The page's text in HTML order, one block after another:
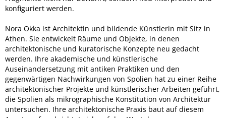
konfiguriert werden.
Nora Okka ist Architektin und bildende Künstlerin mit Sitz in
Athen. Sie entwickelt Räume und Objekte, in denen
architektonische und kuratorische Konzepte neu gedacht
werden. Ihre akademische und künstlerische
Auseinandersetzung mit antiken Praktiken und den
gegenwärtigen Nachwirkungen von Spolien hat zu einer Reihe
architektonischer Projekte und künstlerischer Arbeiten geführt,
die Spolien als mikrographische Konstitution von Architektur
untersuchen. Ihre architektonische Praxis baut auf diesem